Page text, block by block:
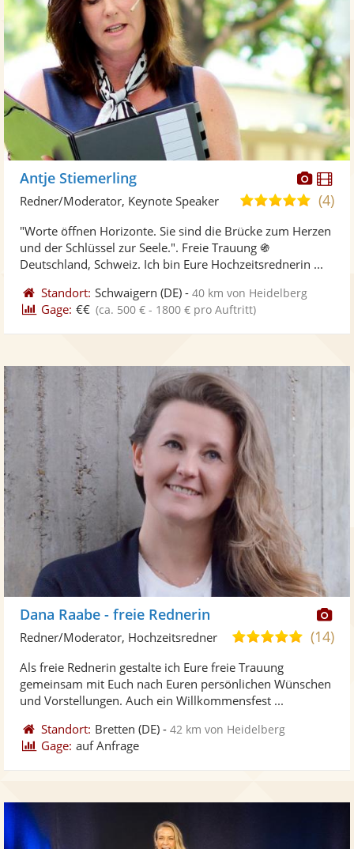
Fotos
Antje Stiemerling
4,8
5
(4)
Redner/Moderator, Keynote Speaker
"Worte öffnen Horizonte. Sie sind die Brücke zum Herzen
und der Schlüssel zur Seele.". Freie Trauung ֍
Deutschland, Schweiz. Ich bin Eure Hochzeitsrednerin ...
Standort: Schwaigern (DE) -40 km von Heidelberg
Gage: €€ (ca. 500 € - 1800 € pro Auftritt)
Dana Raabe - freie Rednerin
4,9(14)
Redner/Moderator, Hochzeitsredner
Als freie Rednerin gestalte ich Eure freie Trauung
gemeinsam mit Euch nach Euren persönlichen Wünschen
und Vorstellungen. Auch ein Willkommensfest ...
Standort: Bretten (DE) -42 km von Heidelberg
Gage: auf Anfrage